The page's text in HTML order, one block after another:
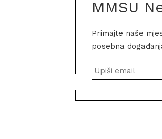
MMSU
Primajte naše
posebna